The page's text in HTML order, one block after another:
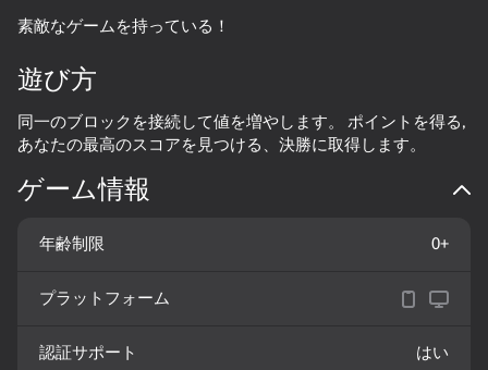
Block Blast 2048
素敵なゲームを持っている！
遊び方
同一のブロックを接続して値を増やします。 ポイントを得る,
あなたの最高のスコアを見つける、決勝に取得します。
ゲーム情報
年齢制限 0+
プラットフォーム
認証サポート はい